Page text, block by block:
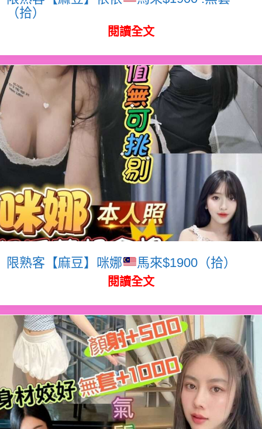
（拾）
閱讀全文
限熟客【麻豆】咪娜 馬來$1900（拾）
閱讀全文